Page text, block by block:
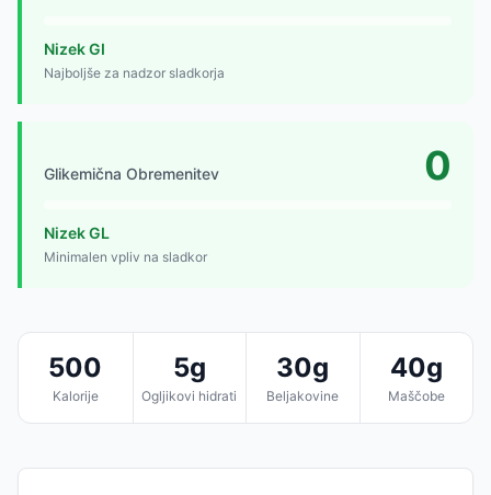
Nizek GI
Najboljše za nadzor sladkorja
Glikemična Obremenitev 0
Nizek GL
Minimalen vpliv na sladkor
500
Kalorije
5g
Ogljikovi hidrati
30g
Beljakovine
40g
Maščobe